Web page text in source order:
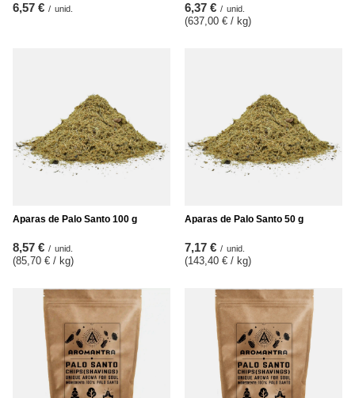
6,57 € / unid. 6,37 € / unid.
(637,00 € / kg)
Aparas de Palo Santo 100 g
8,57 € / unid.
(85,70 € / kg)
Aparas de Palo Santo 50 g
7,17 € / unid.
(143,40 € / kg)